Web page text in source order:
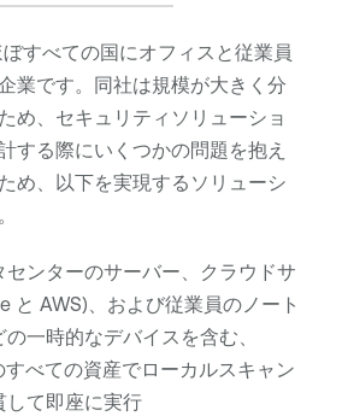
すべての国にオフィスと従業員
業です。同社は規模が大きく分
め、セキュリティソリューショ
する際にいくつかの問題を抱え
め、以下を実現するソリューシ
センターのサーバー、クラウドサ
と AWS)、および従業員のノート
一時的なデバイスを含む、
べての資産でローカルスキャン
して即座に実行